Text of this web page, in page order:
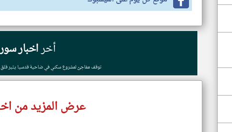
أخراخبار
توقف مفاجئ لمشروع سكني في ضاحية قدسيا يثير
عرض المزيد من